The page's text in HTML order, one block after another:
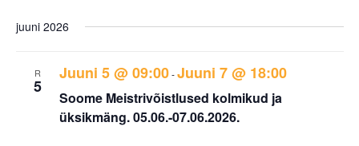
juuni 2026
R
5
Juuni 5 @ 09:00-Juuni 7 @ 18:00
Soome Meistrivõistlused kolmikud ja
üksikmäng. 05.06.-07.06.2026.